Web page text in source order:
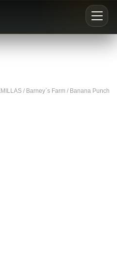
/ Barney`s Farm / Banana Punch